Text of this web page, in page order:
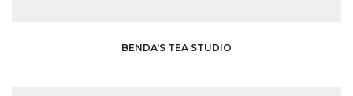
BENDA'S TEA STUDIO